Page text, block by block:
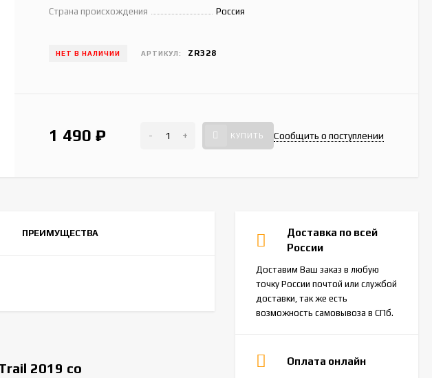
Страна происхождения Россия
НЕТ В НАЛИЧИИ АРТИКУЛ: ZR328
1 490₽ - + КУПИТЬ Сообщить о поступлении
ПРЕИМУЩЕСТВА
2019 со
Доставка по всей
России
Доставим Ваш заказ в любую
точку России почтой или службой
доставки, так же есть
возможность самовывоза в СПб.
Оплата онлайн